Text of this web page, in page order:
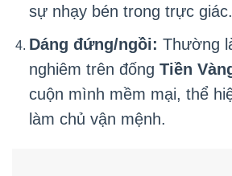
sự nhạy bén trong trực giác.
Dáng đứng/ngồi: Thường
nghiêm trên đống Tiền
cuộn mình mềm mại, thể
làm chủ vận mệnh.